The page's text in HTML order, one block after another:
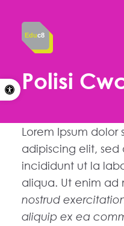
Open toolbar
Educ8
Polisi
Lorem Ipsum
adipiscing elit,
incididunt ut la
aliqua. Ut enim ad
nostrud
aliquip ex ea